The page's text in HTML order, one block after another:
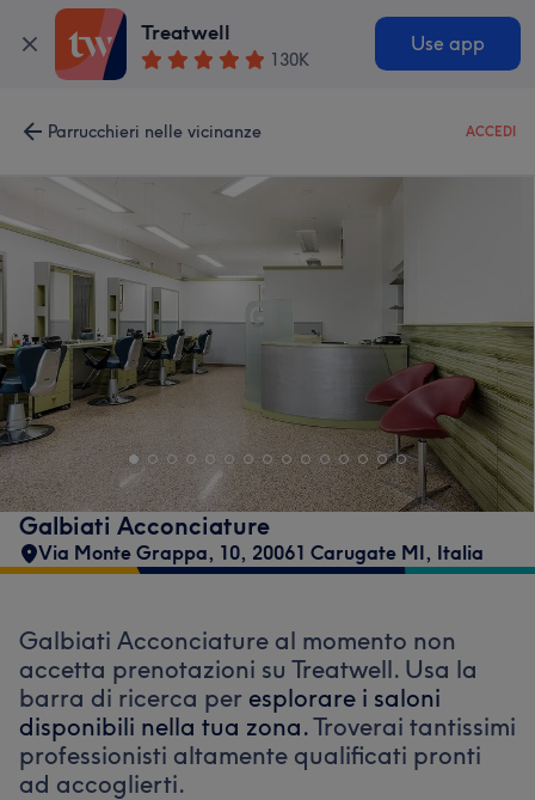
Treatwell
130K
Use app
Parrucchieri nelle vicinanze ACCEDI
Galbiati Acconciature
Via Monte Grappa, 10, 20061 Carugate MI, Italia
Galbiati Acconciature al momento non
accetta prenotazioni su Treatwell. Usa la
barra di ricerca per esplorare i saloni
disponibili nella tua zona.Troverai tantissimi
professionisti altamente qualificati pronti
ad accoglierti.